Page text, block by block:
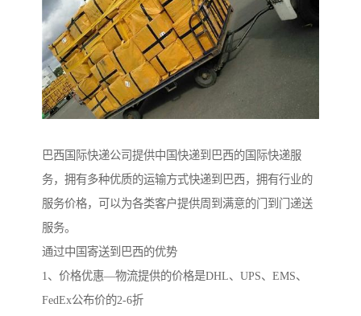
巴西国际快递公司提供中国快递到巴西的国际快递服
务，拥有多种优质的运输方式快递到巴西，拥有行业的
服务价格，可以为各类客户提供周到满意的门到门递送
服务。
通过中国寄送到巴西的优势
1、价格优惠—物流提供的价格是DHL、UPS、EMS、
FedEx公布价的2-6折